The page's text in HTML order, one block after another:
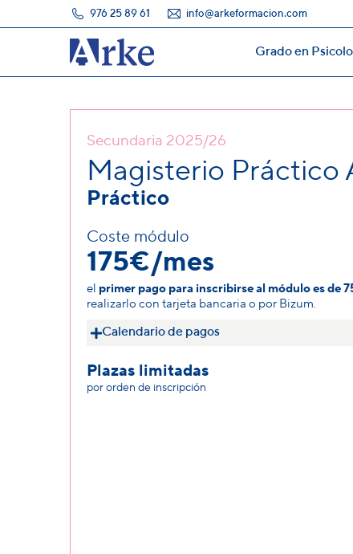
976 25 89 61 info@arkeformacion.com
Grado en
Secundaria 2025/26
Magisterio Práctico
Práctico
Coste módulo
175€/mes
el primer pago para inscribirse al módulo es de
realizarlo con tarjeta bancaria o por Bizum.
Calendario de pagos
Plazas limitadas
por orden de inscripción